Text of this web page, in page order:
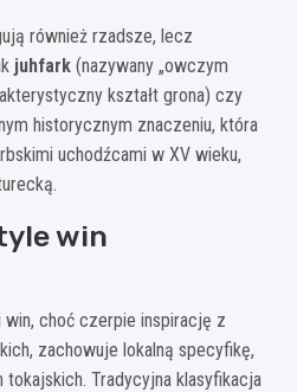
również rzadsze, lecz
juhfark (nazywany „owczym
kształt grona) czy
historycznym znaczeniu, która
uchodźcami w XV wieku,
win
choć czerpie inspirację z
zachowuje lokalną specyfikę,
Tradycyjna klasyfikacja